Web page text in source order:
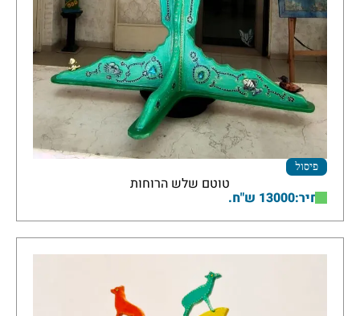
פיסול
טוטם שלש הרוחות
מחיר:13000 ש"ח.